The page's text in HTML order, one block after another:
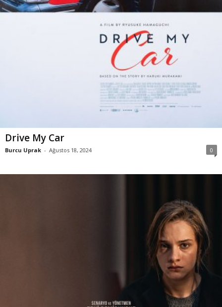
Drive My Car
Burcu Uprak - Ağustos 18, 2024 0